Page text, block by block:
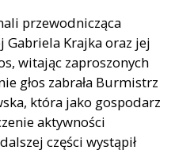
przewodnicząca
Gabriela Krajka oraz jej
witając zaproszonych
głos zabrała Burmistrz
która jako gospodarz
aktywności
części wystąpił